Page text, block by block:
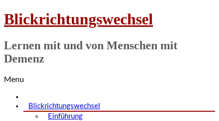
Blickrichtungswechsel
Lernen mit und von Menschen mit
Demenz
Menu
Blickrichtungswechsel
Einführung